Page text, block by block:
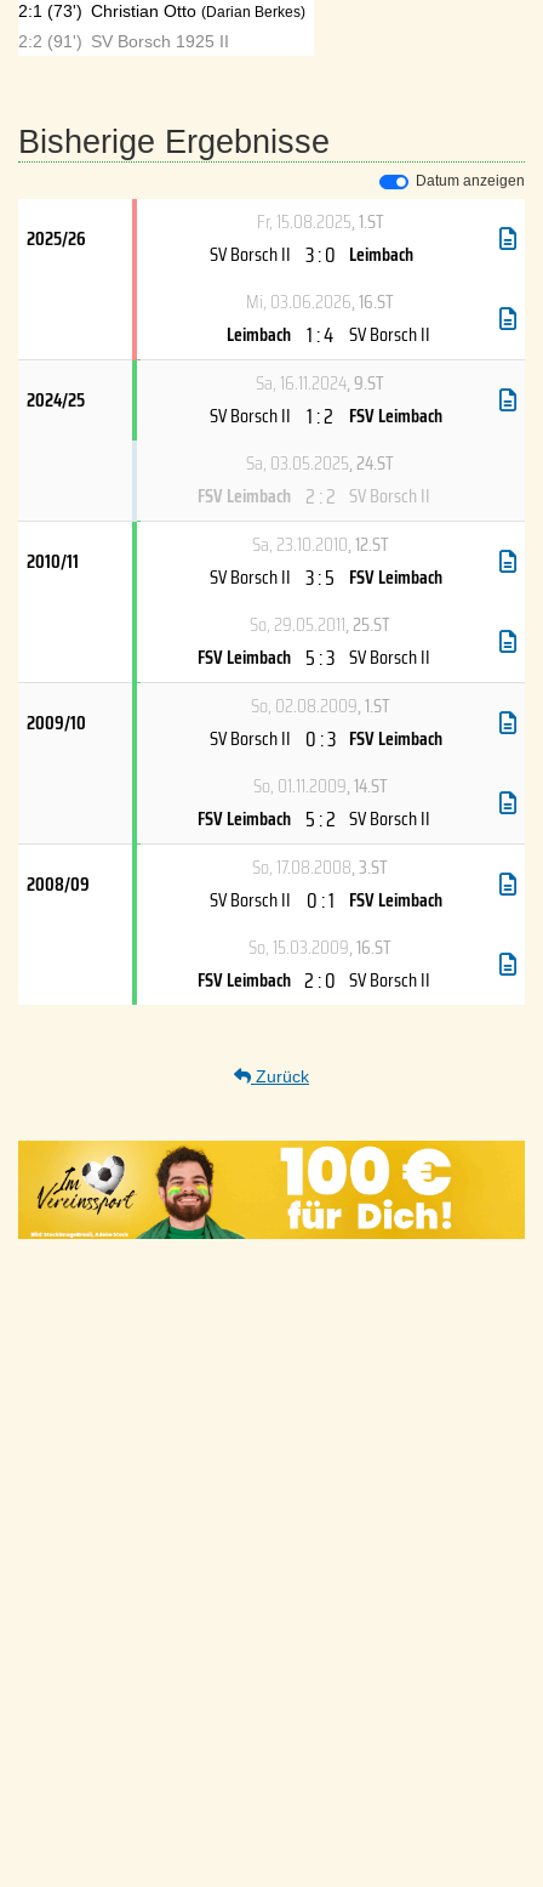
2:1 (73') Christian Otto (Darian Berkes)
2:2 (91') SV Borsch 1925 II
Bisherige Ergebnisse
Datum anzeigen
2025/26
Fr, 15.08.2025, 1.ST
SV Borsch II 3 : 0 Leimbach
Mi, 03.06.2026, 16.ST
Leimbach 1 : 4 SV Borsch II
2024/25
Sa, 16.11.2024, 9.ST
SV Borsch II 1 : 2 FSV Leimbach
Sa, 03.05.2025, 24.ST
FSV Leimbach 2 : 2 SV Borsch II
2010/11
Sa, 23.10.2010, 12.ST
SV Borsch II 3 : 5 FSV Leimbach
So, 29.05.2011, 25.ST
FSV Leimbach 5 : 3 SV Borsch II
2009/10
So, 02.08.2009, 1.ST
SV Borsch II 0 : 3 FSV Leimbach
So, 01.11.2009, 14.ST
FSV Leimbach 5 : 2 SV Borsch II
2008/09
So, 17.08.2008, 3.ST
SV Borsch II 0 : 1 FSV Leimbach
So, 15.03.2009, 16.ST
FSV Leimbach 2 : 0 SV Borsch II
Zurück